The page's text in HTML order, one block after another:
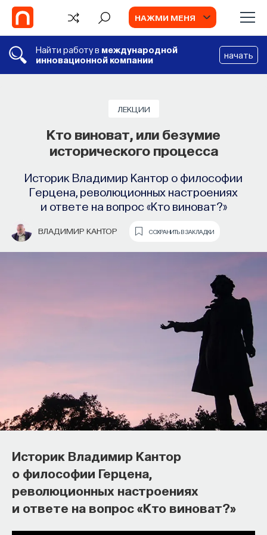
НАЖМИ МЕНЯ
Найти работу в международной
инновационной компании
начать
ЛЕКЦИИ
Кто виноват, или безумие
исторического процесса
Историк Владимир Кантор о философии
Герцена, революционных настроениях
и ответе на вопрос «Кто виноват?»
ВЛАДИМИР КАНТОР СОХРАНИТЬ В ЗАКЛАДКИ
Историк Владимир Кантор
о философии Герцена,
революционных настроениях
и ответе на вопрос «Кто виноват?»
5 книг об анализе фильма
Что читать об исследованиях
кинематографа на примере анализа
Александр Павлов
АЛЕКСАНДР ПАВЛОВ СОХРАНИТЬ В ЗАКЛАДКИ
Что читать об исследованиях
конкретных фильмов, рекомендует
философ Александр Павлов
Можно учиться анализу фильмов по учебникам,